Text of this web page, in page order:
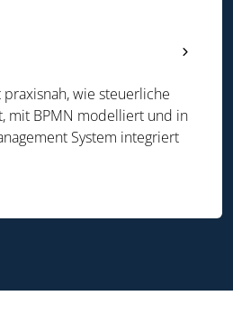
wie steuerliche
mit BPMN modelliert und in
System integriert